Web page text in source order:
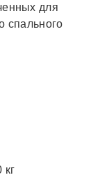
для
спального
кг